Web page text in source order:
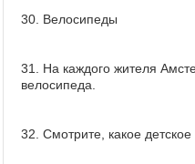
30. Велосипеды
31. На каждого жителя
велосипеда.
32. Смотрите, какое